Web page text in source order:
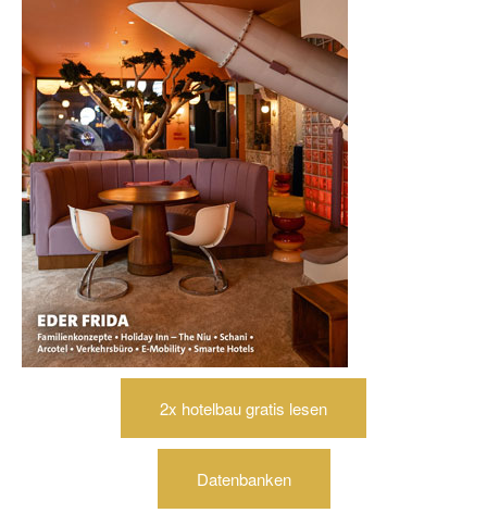
2x hotelbau gratis lesen
Datenbanken